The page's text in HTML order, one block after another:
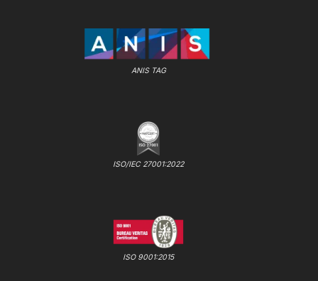
ANIS TAG
ISO/IEC 27001:2022
ISO 9001:2015